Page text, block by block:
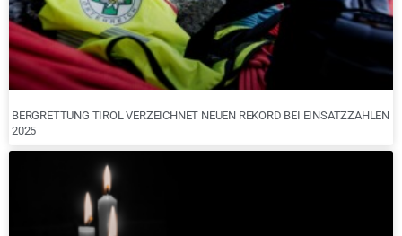
BERGRETTUNG TIROL VERZEICHNET NEUEN REKORD BEI EINSATZZAHLEN
2025